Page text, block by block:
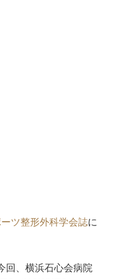
ーツ整形外科学会誌に
回、横浜石心会病院